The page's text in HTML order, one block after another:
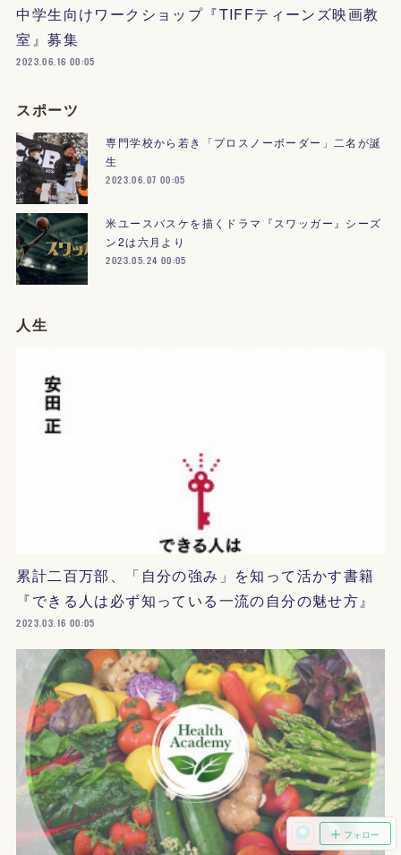
中学生向けワークショップ『TIFFティーンズ映画教
室』募集
2023.06.16 00:05
スポーツ
専門学校から若き「プロスノーボーダー」二名が誕
生
2023.06.07 00:05
米ユースバスケを描くドラマ『スワッガー』シーズ
ン2は六月より
2023.05.24 00:05
人生
累計二百万部、「自分の強み」を知って活かす書籍
『できる人は必ず知っている一流の自分の魅せ方』
2023.03.16 00:05
フォロー